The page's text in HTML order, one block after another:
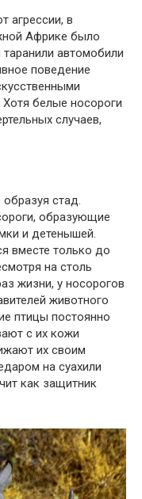
агрессии, в
Африке было
автомобили
поведение
белые носороги
случаев,
стад.
образующие
и детенышей.
вместе только до
на столь
жизни, у носорогов
животного
птицы постоянно
с их кожи
их своим
на суахили
как защитник